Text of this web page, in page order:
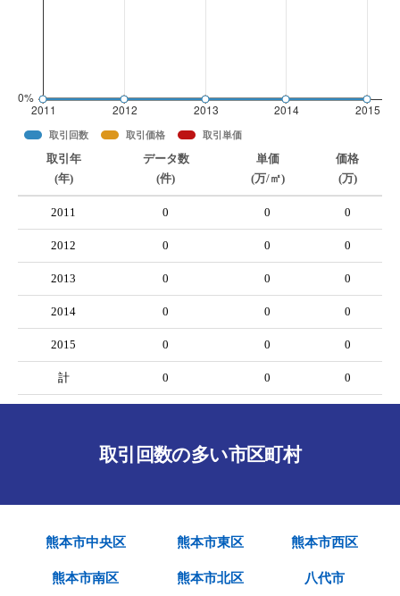
取引回数 取引価格 取引単価
取引年
(年)
データ数
(件)
単価
(万/㎡)
価格
(万)
2011 0 0 0
2012 0 0 0
2013 0 0 0
2014 0 0 0
2015 0 0 0
計 0 0 0
取引回数の多い市区町村
熊本市中央区 熊本市東区 熊本市西区
熊本市南区 熊本市北区 八代市